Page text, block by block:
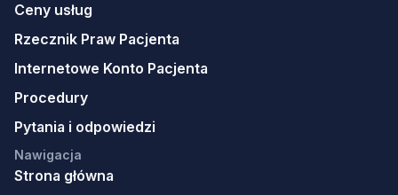
Ceny usług
Rzecznik Praw Pacjenta
Internetowe Konto Pacjenta
Procedury
Pytania i odpowiedzi
Nawigacja
Strona główna